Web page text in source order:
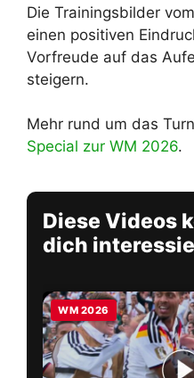
Die Trainingsbilder
einen positiven
Vorfreude auf das
steigern.
Mehr rund um das
Special zur WM 2026.
Diese Videos
dich
WM 2026